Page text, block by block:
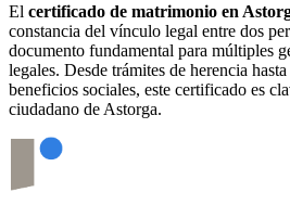
El certificado de matrimonio en
constancia del vínculo legal entre dos
documento fundamental para múltiples
legales. Desde trámites de herencia
beneficios sociales, este certificado es
ciudadano de Astorga.